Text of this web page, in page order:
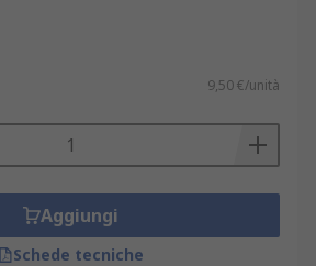
9,50 €/unità
Aggiungi
Schede tecniche